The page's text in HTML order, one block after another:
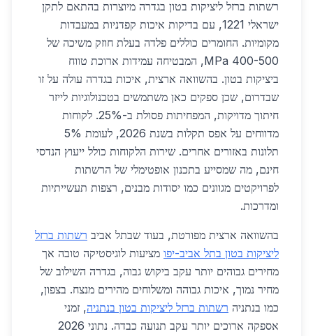
רשתות ברזל ליציקות בטון בגדרה מיוצרות בהתאם לתקן
ישראלי 1221, עם בדיקות איכות קפדניות במעבדות
מקומיות. החומרים כוללים פלדה בעלת חוזק משיכה של
400-500 MPa, המבטיחה עמידות ארוכת טווח
ביציקות בטון. בהשוואה ארצית, איכות בגדרה עולה על זו
שבדרום, שכן ספקים כאן משתמשים בטכנולוגיות לייזר
חיתוך מדויקות, המפחיתות פסולת ב-25%. לקוחות
מדווחים על אפס תקלות בשנת 2026, לעומת 5%
תלונות באזורים אחרים. שירות הלקוחות כולל ייעוץ הנדסי
חינם, מה שמסייע בתכנון אופטימלי של הרשתות
לפרויקטים מגוונים כמו יסודות מבנים, רצפות תעשייתיות
ומדרכות.
בהשוואה ארצית מפורטת, בעוד שבתל אביב רשתות ברזל
ליציקות בטון בתל אביב-יפו מציעות לוגיסטיקה טובה אך
מחירים גבוהים יותר עקב ביקוש גבוה, בגדרה השילוב של
מחיר נמוך, איכות גבוהה ומשלוחים מהירים מנצח. בצפון,
כמו בנתניה רשתות ברזל ליציקות בטון בנתניה, זמני
אספקה ארוכים יותר עקב תנועה כבדה. נתוני 2026